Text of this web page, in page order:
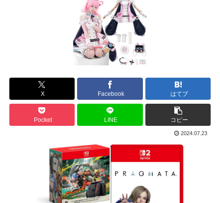
X Facebook はてブ
Pocket LINE コピー
2024.07.23